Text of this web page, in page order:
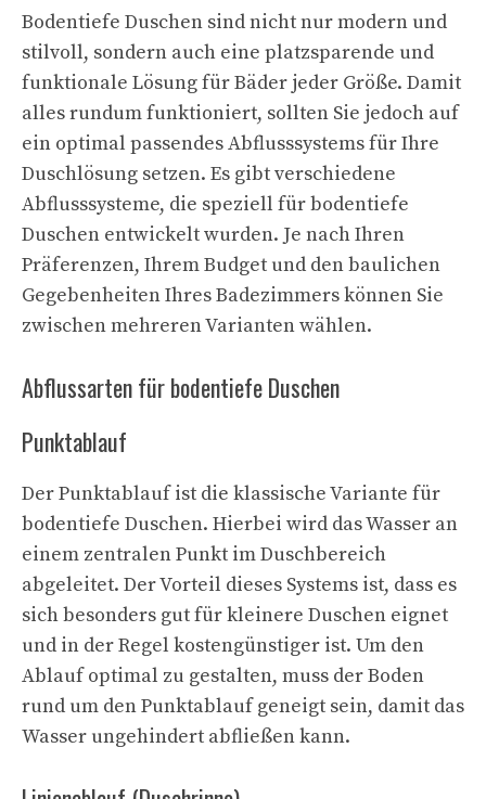
Bodentiefe Duschen sind nicht nur modern und
stilvoll, sondern auch eine platzsparende und
funktionale Lösung für Bäder jeder Größe. Damit
alles rundum funktioniert, sollten Sie jedoch auf
ein optimal passendes Abflusssystems für Ihre
Duschlösung setzen. Es gibt verschiedene
Abflusssysteme, die speziell für bodentiefe
Duschen entwickelt wurden. Je nach Ihren
Präferenzen, Ihrem Budget und den baulichen
Gegebenheiten Ihres Badezimmers können Sie
zwischen mehreren Varianten wählen.
Abflussarten für bodentiefe Duschen
Punktablauf
Der Punktablauf ist die klassische Variante für
bodentiefe Duschen. Hierbei wird das Wasser an
einem zentralen Punkt im Duschbereich
abgeleitet. Der Vorteil dieses Systems ist, dass es
sich besonders gut für kleinere Duschen eignet
und in der Regel kostengünstiger ist. Um den
Ablauf optimal zu gestalten, muss der Boden
rund um den Punktablauf geneigt sein, damit das
Wasser ungehindert abfließen kann.